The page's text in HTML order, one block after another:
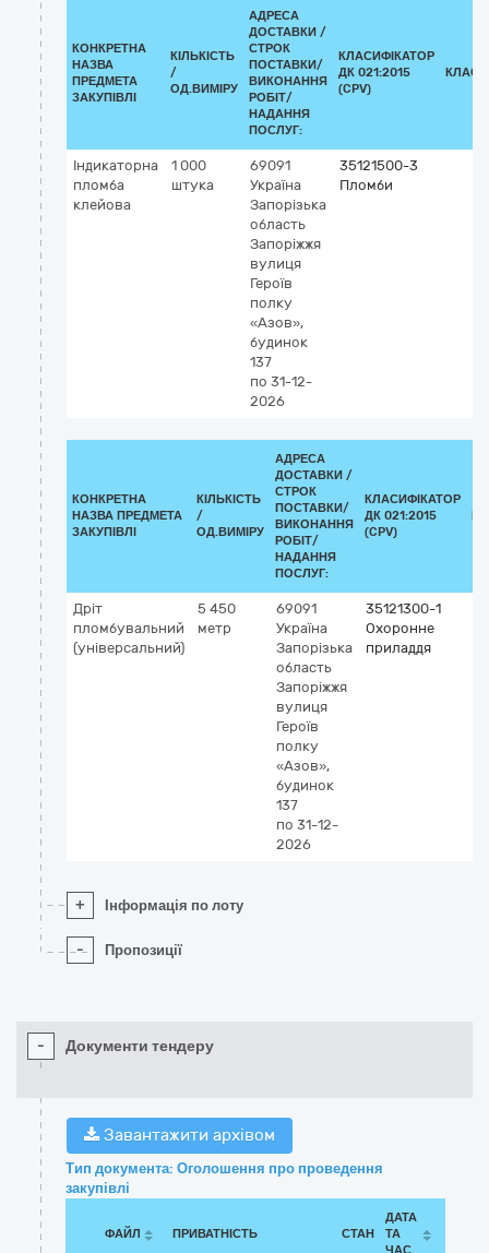
КОНКРЕТНА
НАЗВА
ПРЕДМЕТА
ЗАКУПІВЛІ
КІЛЬКІСТЬ
/
ОД.ВИМІРУ
АДРЕСА
ДОСТАВКИ /
СТРОК
ПОСТАВКИ/
ВИКОНАННЯ
РОБІТ/
НАДАННЯ
ПОСЛУГ:
КЛАСИФІКАТОР
ДК 021:2015
(CPV)
Індикаторна
пломба
клейова
1 000
штука
69091
Україна
Запорізька
область
Запоріжжя
вулиця
Героїв
полку
«Азов»,
будинок
137
по 31-12-
2026
35121500-3
Пломби
КОНКРЕТНА
НАЗВА ПРЕДМЕТА
ЗАКУПІВЛІ
КІЛЬКІСТЬ
/
ОД.ВИМІРУ
АДРЕСА
ДОСТАВКИ /
СТРОК
ПОСТАВКИ/
ВИКОНАННЯ
РОБІТ/
НАДАННЯ
ПОСЛУГ:
КЛАСИФІКАТОР
ДК 021:2015
(CPV)
Дріт
пломбувальний
(універсальний)
5 450
метр
69091
Україна
Запорізька
область
Запоріжжя
вулиця
Героїв
полку
«Азов»,
будинок
137
по 31-12-
2026
35121300-1
Охоронне
приладдя
+ Інформація по лоту
- Пропозиції
- Документи тендеру
Завантажити архівом
Тип документа: Оголошення про проведення
закупівлі
ФАЙЛ ПРИВАТНІСТЬ СТАН
ДАТА
ТА